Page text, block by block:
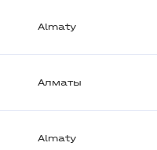
Almaty
Алматы
Almaty